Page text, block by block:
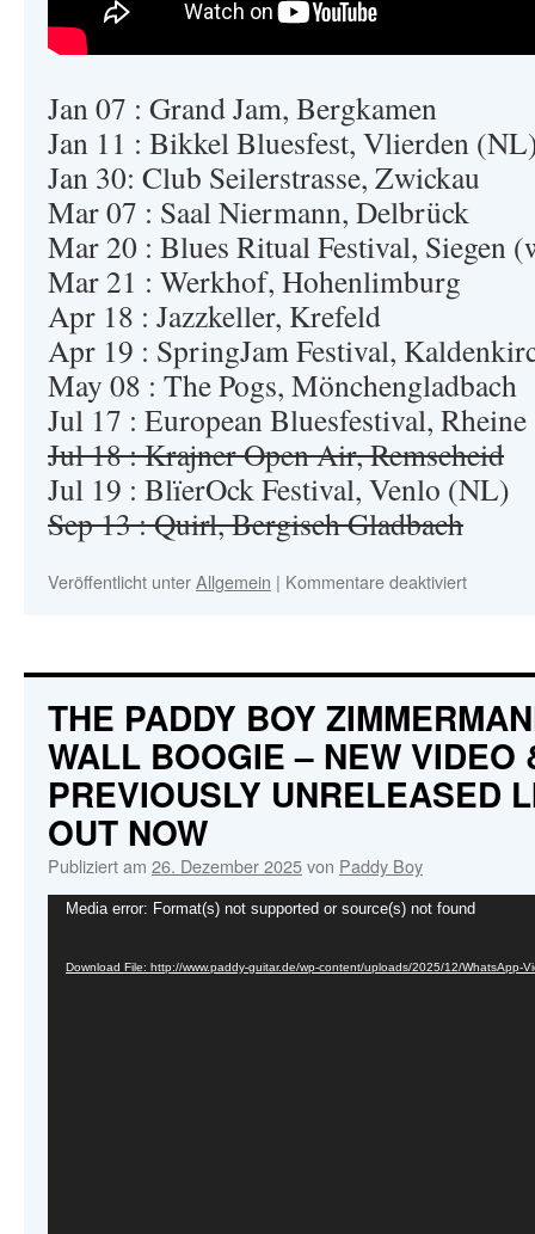
Jan 07 : Grand Jam, Bergkamen
Jan 11 : Bikkel Bluesfest, Vlierden
Jan 30: Club Seilerstrasse, Zwickau
Mar 07 : Saal Niermann, Delbrück
Mar 20 : Blues Ritual Festival, Siegen
Mar 21 : Werkhof, Hohenlimburg
Apr 18 : Jazzkeller, Krefeld
Apr 19 : SpringJam Festival,
May 08 : The Pogs, Mönchengladbach
Jul 17 : European Bluesfestival,
Jul 18 : Krajner Open Air, Remscheid
Jul 19 : BlïerOck Festival, Venlo (NL)
Sep 13 : Quirl, Bergisch Gladbach
Veröffentlicht unterAllgemein | Kommentare deaktiviert
BAND
–
ON
TOUR
IN
THE PADDY BOY
WALL BOOGIE – NEW VIDEO
PREVIOUSLY UNRELEASED
OUT NOW
Publiziert am 26. Dezember 2025von Paddy Boy
Video-
Media error: Format(s) not supported or source(s) not found
Download File: http://www.paddy-guitar.de/wp-content/uploads/2025/12/WhatsApp-